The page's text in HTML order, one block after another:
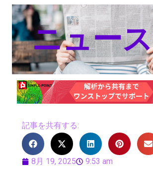
ニュース
記事を共有する:
8月 19, 2025
9:53 am